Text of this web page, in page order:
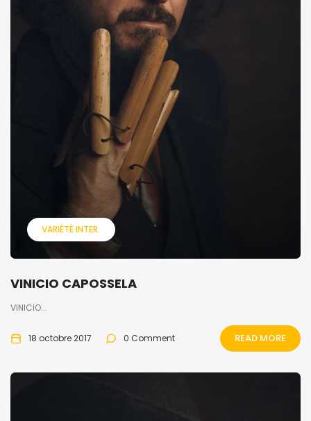
VARIÉTÉ INTER.
VINICIO CAPOSSELA
VINICIO...
18 octobre 2017 0 Comment READ MORE